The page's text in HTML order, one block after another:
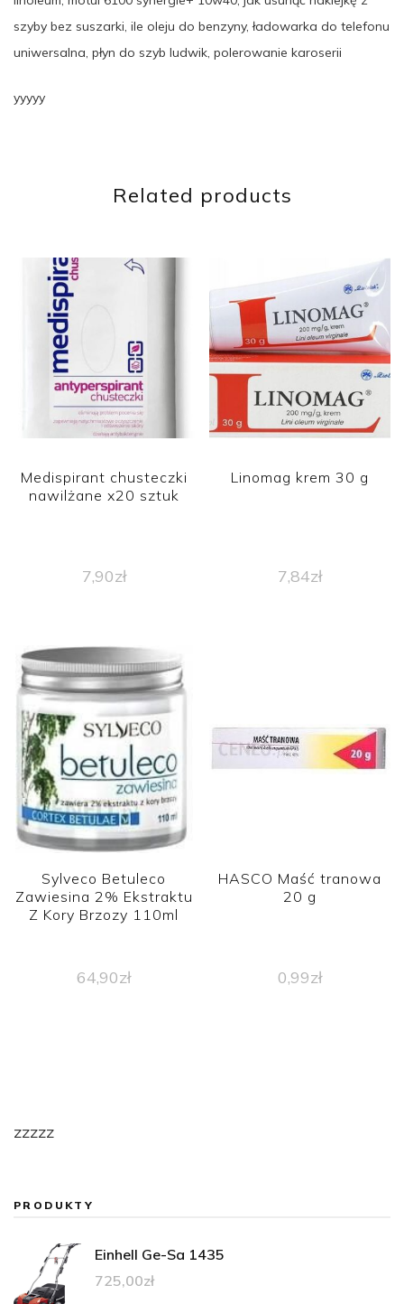
szyby bez suszarki, ile oleju do benzyny, ładowarka do telefonu
uniwersalna, płyn do szyb ludwik, polerowanie karoserii
yyyyy
Related products
Medispirant chusteczki
nawilżane x20 sztuk
7,90zł
Linomag krem 30 g
7,84zł
Sylveco Betuleco
Zawiesina 2% Ekstraktu
Z Kory Brzozy 110ml
64,90zł
HASCO Maść tranowa
20 g
0,99zł
zzzzz
PRODUKTY
Einhell Ge-Sa 1435
725,00zł